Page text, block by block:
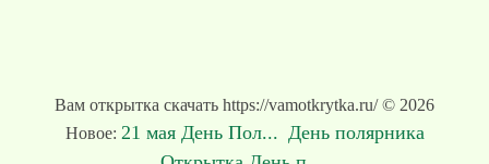
Вам открытка скачать https://vamotkrytka.ru/ © 2026
Новое: 21 мая День Пол... День полярника